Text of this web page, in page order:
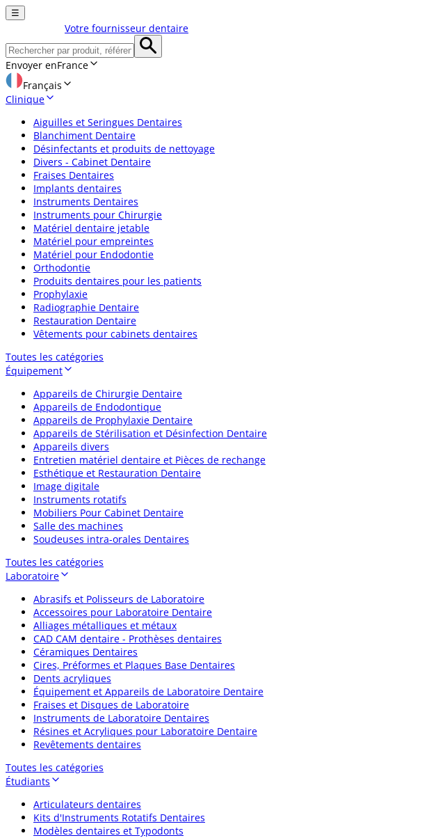
☰
Votre fournisseur dentaire
Envoyer enFrance
Français
Clinique
Aiguilles et Seringues Dentaires
Blanchiment Dentaire
Désinfectants et produits de nettoyage
Divers - Cabinet Dentaire
Fraises Dentaires
Implants dentaires
Instruments Dentaires
Instruments pour Chirurgie
Matériel dentaire jetable
Matériel pour empreintes
Matériel pour Endodontie
Orthodontie
Produits dentaires pour les patients
Prophylaxie
Radiographie Dentaire
Restauration Dentaire
Vêtements pour cabinets dentaires
Toutes les catégories
Équipement
Appareils de Chirurgie Dentaire
Appareils de Endodontique
Appareils de Prophylaxie Dentaire
Appareils de Stérilisation et Désinfection Dentaire
Appareils divers
Entretien matériel dentaire et Pièces de rechange
Esthétique et Restauration Dentaire
Image digitale
Instruments rotatifs
Mobiliers Pour Cabinet Dentaire
Salle des machines
Soudeuses intra-orales Dentaires
Toutes les catégories
Laboratoire
Abrasifs et Polisseurs de Laboratoire
Accessoires pour Laboratoire Dentaire
Alliages métalliques et métaux
CAD CAM dentaire - Prothèses dentaires
Céramiques Dentaires
Cires, Préformes et Plaques Base Dentaires
Dents acryliques
Équipement et Appareils de Laboratoire Dentaire
Fraises et Disques de Laboratoire
Instruments de Laboratoire Dentaires
Résines et Acryliques pour Laboratoire Dentaire
Revêtements dentaires
Toutes les catégories
Étudiants
Articulateurs dentaires
Kits d'Instruments Rotatifs Dentaires
Modèles dentaires et Typodonts